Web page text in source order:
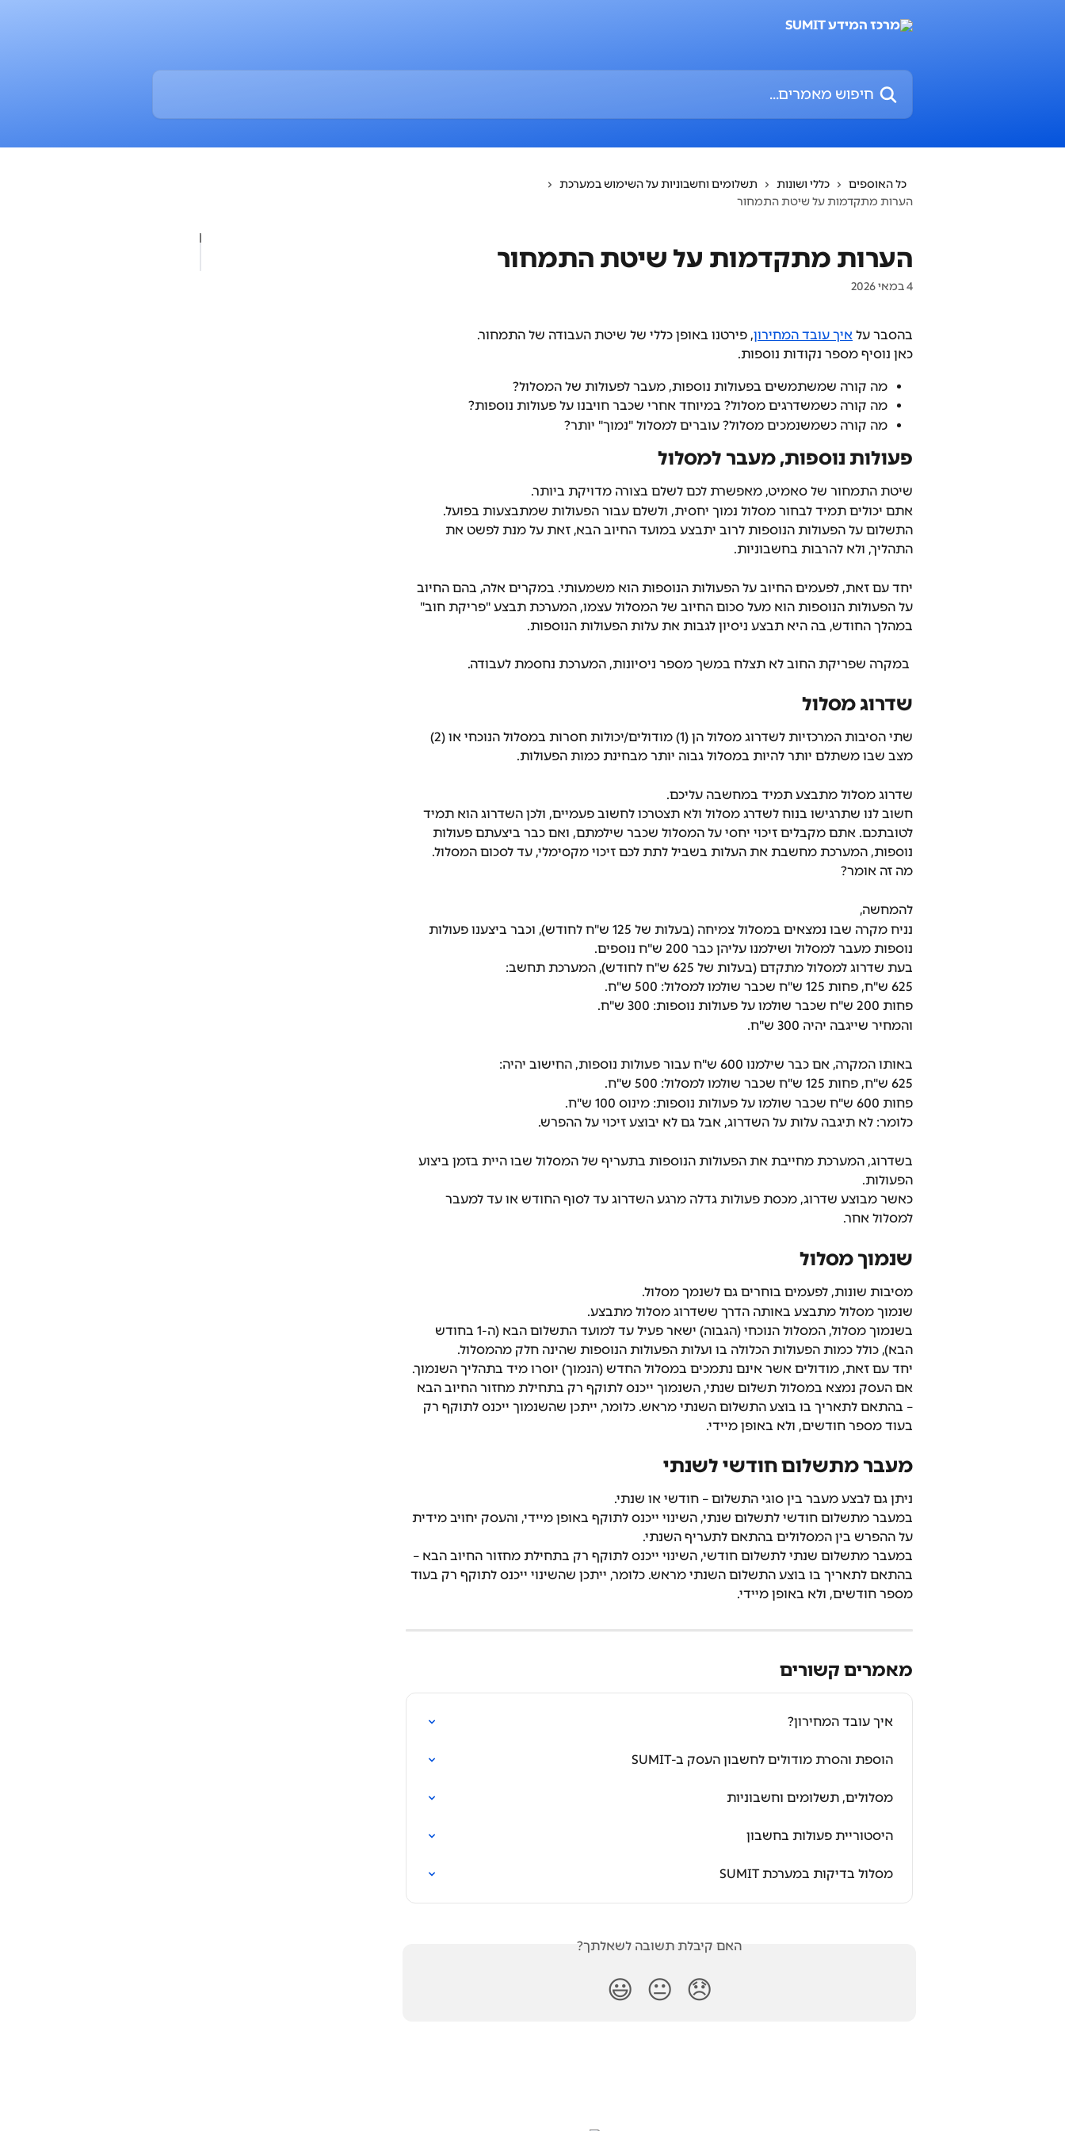
חיפוש מאמרים...
כל האוספים כללי ושונות
תשלומים וחשבוניות על השימוש במערכת
הערות מתקדמות על שיטת התמחור
הערות מתקדמות על שיטת התמחור
4 במאי 2026
בהסבר על איך עובד המחירון, פירטנו באופן כללי של שיטת העבודה של התמחור.
כאן נוסיף מספר נקודות נוספות.
מה קורה שמשתמשים בפעולות נוספות, מעבר לפעולות של המסלול?
מה קורה כשמשדרגים מסלול? במיוחד אחרי שכבר חויבנו על פעולות נוספות?
מה קורה כשמשנמכים מסלול? עוברים למסלול "נמוך" יותר?
פעולות נוספות, מעבר למסלול
שיטת התמחור של סאמיט, מאפשרת לכם לשלם בצורה מדויקת ביותר.
אתם יכולים תמיד לבחור מסלול נמוך יחסית, ולשלם עבור הפעולות שמתבצעות בפועל.
התשלום על הפעולות הנוספות לרוב יתבצע במועד החיוב הבא, זאת על מנת לפשט את
התהליך, ולא להרבות בחשבוניות.
יחד עם זאת, לפעמים החיוב על הפעולות הנוספות הוא משמעותי. במקרים אלה, בהם החיוב
על הפעולות הנוספות הוא מעל סכום החיוב של המסלול עצמו, המערכת תבצע "פריקת חוב"
במהלך החודש, בה היא תבצע ניסיון לגבות את עלות הפעולות הנוספות.
שדרוג מסלול
שתי הסיבות המרכזיות לשדרוג מסלול הן (1) מודולים/יכולות חסרות במסלול הנוכחי או (2)
מצב שבו משתלם יותר להיות במסלול גבוה יותר מבחינת כמות הפעולות.
שדרוג מסלול מתבצע תמיד במחשבה עליכם.
חשוב לנו שתרגישו בנוח לשדרג מסלול ולא תצטרכו לחשוב פעמיים, ולכן השדרוג הוא תמיד
לטובתכם. אתם מקבלים זיכוי יחסי על המסלול שכבר שילמתם, ואם כבר ביצעתם פעולות
נוספות, המערכת מחשבת את העלות בשביל לתת לכם זיכוי מקסימלי, עד לסכום המסלול.
מה זה אומר?
להמחשה,
נניח מקרה שבו נמצאים במסלול צמיחה (בעלות של 125 ש"ח לחודש), וכבר ביצענו פעולות
נוספות מעבר למסלול ושילמנו עליהן כבר 200 ש"ח נוספים.
בעת שדרוג למסלול מתקדם (בעלות של 625 ש"ח לחודש), המערכת תחשב:
625 ש"ח, פחות 125 ש"ח שכבר שולמו למסלול: 500 ש"ח.
פחות 200 ש"ח שכבר שולמו על פעולות נוספות: 300 ש"ח.
והמחיר שייגבה יהיה 300 ש"ח.
באותו המקרה, אם כבר שילמנו 600 ש"ח עבור פעולות נוספות, החישוב יהיה:
625 ש"ח, פחות 125 ש"ח שכבר שולמו למסלול: 500 ש"ח.
פחות 600 ש"ח שכבר שולמו על פעולות נוספות: מינוס 100 ש"ח.
כלומר: לא תיגבה עלות על השדרוג, אבל גם לא יבוצע זיכוי על ההפרש.
בשדרוג, המערכת מחייבת את הפעולות הנוספות בתעריף של המסלול שבו היית בזמן ביצוע
הפעולות.
כאשר מבוצע שדרוג, מכסת פעולות גדלה מרגע השדרוג עד לסוף החודש או עד למעבר
למסלול אחר.
שנמוך מסלול
מסיבות שונות, לפעמים בוחרים גם לשנמך מסלול.
שנמוך מסלול מתבצע באותה הדרך ששדרוג מסלול מתבצע.
בשנמוך מסלול, המסלול הנוכחי (הגבוה) ישאר פעיל עד למועד התשלום הבא (ה-1 בחודש
הבא), כולל כמות הפעולות הכלולה בו ועלות הפעולות הנוספות שהינה חלק מהמסלול.
יחד עם זאת, מודולים אשר אינם נתמכים במסלול החדש (הנמוך) יוסרו מיד בתהליך השנמוך.
אם העסק נמצא במסלול תשלום שנתי, השנמוך ייכנס לתוקף רק בתחילת מחזור החיוב הבא
– בהתאם לתאריך בו בוצע התשלום השנתי מראש. כלומר, ייתכן שהשנמוך ייכנס לתוקף רק
בעוד מספר חודשים, ולא באופן מיידי.
מעבר מתשלום חודשי לשנתי
ניתן גם לבצע מעבר בין סוגי התשלום – חודשי או שנתי.
במעבר מתשלום חודשי לתשלום שנתי, השינוי ייכנס לתוקף באופן מיידי, והעסק יחויב מידית
על ההפרש בין המסלולים בהתאם לתעריף השנתי.
במעבר מתשלום שנתי לתשלום חודשי, השינוי ייכנס לתוקף רק בתחילת מחזור החיוב הבא –
בהתאם לתאריך בו בוצע התשלום השנתי מראש. כלומר, ייתכן שהשינוי ייכנס לתוקף רק בעוד
מספר חודשים, ולא באופן מיידי.
מאמרים קשורים
איך עובד המחירון?
הוספת והסרת מודולים לחשבון העסק ב-SUMIT
מסלולים, תשלומים וחשבוניות
היסטוריית פעולות בחשבון
מסלול בדיקות במערכת SUMIT
האם קיבלת תשובה לשאלתך?
😞
😐
😃